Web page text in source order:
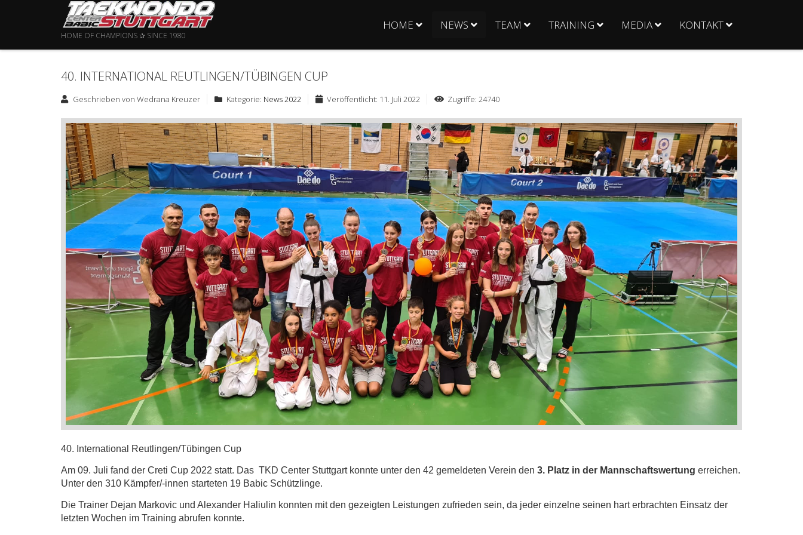
HOME OF CHAMPIONS ✰ SINCE 1980
HOME NEWS TEAM TRAINING MEDIA KONTAKT
40. INTERNATIONAL REUTLINGEN/TÜBINGEN CUP
Geschrieben vonWedrana Kreuzer Kategorie: News 2022 Veröffentlicht: 11. Juli 2022 Zugriffe: 24740
40. International Reutlingen/Tübingen Cup
Am 09. Juli fand der Creti Cup 2022 statt. Das TKD Center Stuttgart konnte unter den 42 gemeldeten Verein den 3. Platz in der Mannschaftswertung erreichen.
Unter den 310 Kämpfer/-innen starteten 19 Babic Schützlinge.
Die Trainer Dejan Markovic und Alexander Haliulin konnten mit den gezeigten Leistungen zufrieden sein, da jeder einzelne seinen hart erbrachten Einsatz der
letzten Wochen im Training abrufen konnte.